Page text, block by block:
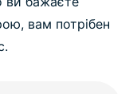
вам потрібен